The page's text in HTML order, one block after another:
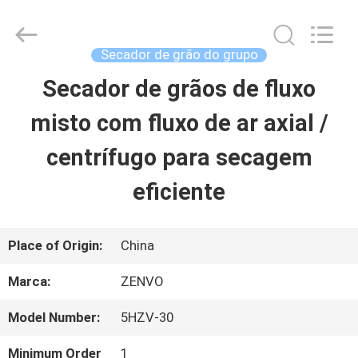
CASA
PRODUTOS
NÓS
ZENVO
Secador de grão do grupo
Secador de grãos de fluxo
misto com fluxo de ar axial /
centrífugo para secagem
eficiente
Place of Origin: China
Marca: ZENVO
Model Number: 5HZV-30
Minimum Order
1